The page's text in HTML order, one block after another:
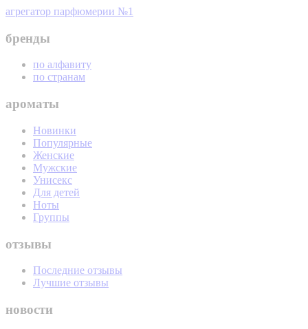
агрегатор парфюмерии №1
бренды
по алфавиту
по странам
ароматы
Новинки
Популярные
Женские
Мужские
Унисекс
Для детей
Ноты
Группы
отзывы
Последние отзывы
Лучшие отзывы
новости